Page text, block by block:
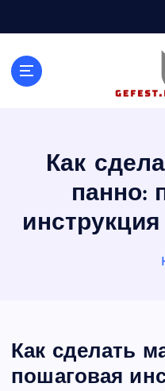
Как
панно:
Как сделать
пошаговая